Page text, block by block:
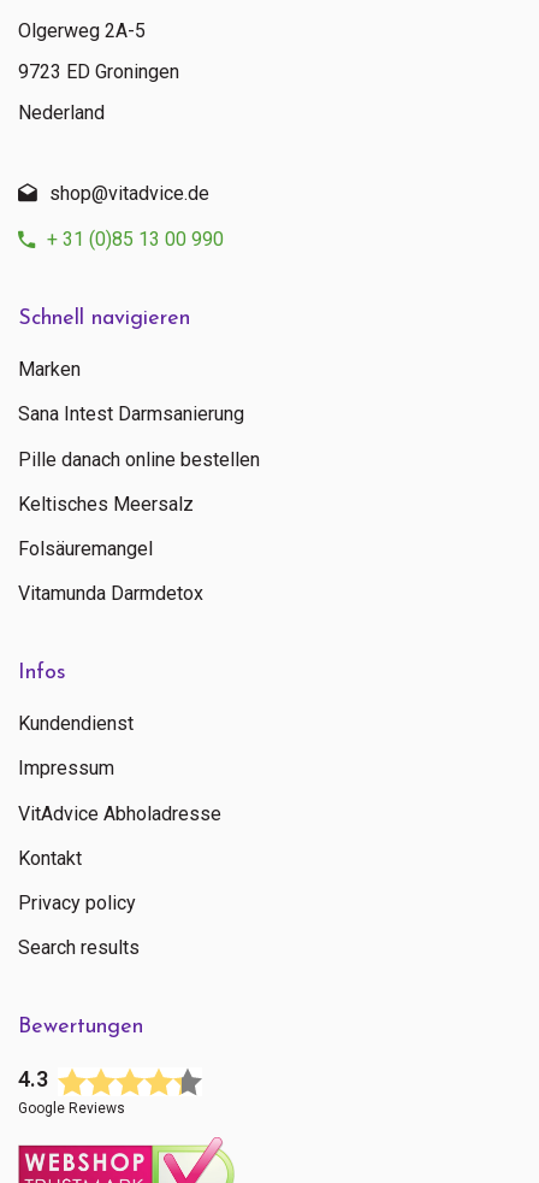
Schnell navigieren
Marken
Sana Intest Darmsanierung
Pille danach online bestellen
Keltisches Meersalz
Folsäuremangel
Vitamunda Darmdetox
Infos
Kundendienst
Impressum
VitAdvice Abholadresse
Kontakt
Privacy policy
Search results
Bewertungen
4.3
Google Reviews
Olgerweg 2A-5
9723 ED Groningen
Nederland
shop@vitadvice.de
+ 31 (0)85 13 00 990